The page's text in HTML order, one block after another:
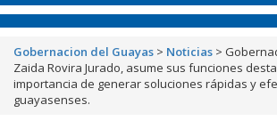
Gobernacion del Guayas > Noticias >
Zaida Rovira Jurado, asume sus funciones
importancia de generar soluciones rápidas y
guayasenses.